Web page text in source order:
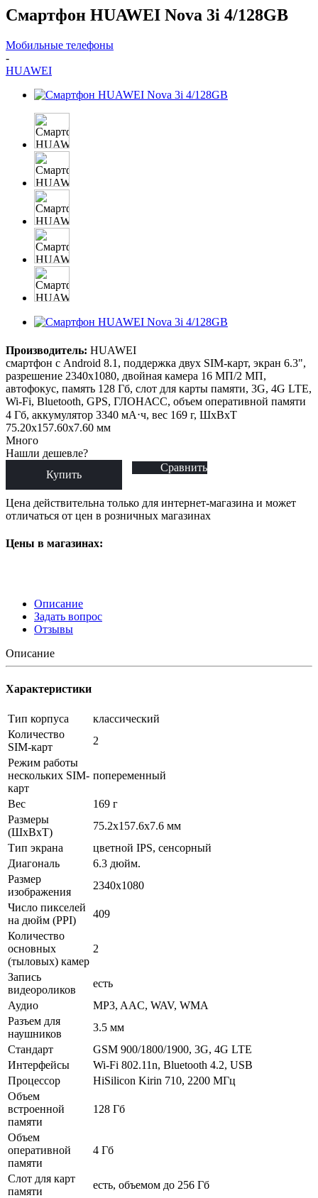
Смартфон HUAWEI Nova 3i 4/128GB
Мобильные телефоны
-
HUAWEI
Производитель: HUAWEI
смартфон с Android 8.1, поддержка двух SIM-карт, экран 6.3",
разрешение 2340x1080, двойная камера 16 МП/2 МП,
автофокус, память 128 Гб, слот для карты памяти, 3G, 4G LTE,
Wi-Fi, Bluetooth, GPS, ГЛОНАСС, объем оперативной памяти
4 Гб, аккумулятор 3340 мА⋅ч, вес 169 г, ШxВxТ
75.20x157.60x7.60 мм
Много
Нашли дешевле?
Купить
Сравнить
Цена действительна только для интернет-магазина и может
отличаться от цен в розничных магазинах
Цены в магазинах:
Описание
Задать вопрос
Отзывы
Описание
Характеристики
Тип корпуса
классический
Количество
SIM-карт
2
Режим работы
нескольких SIM-
карт
попеременный
Вес
169 г
Размеры
(ШxВxТ)
75.2x157.6x7.6 мм
Тип экрана
цветной IPS, сенсорный
Диагональ
6.3 дюйм.
Размер
изображения
2340x1080
Число пикселей
на дюйм (PPI)
409
Количество
основных
(тыловых) камер
2
Запись
видеороликов
есть
Аудио
MP3, AAC, WAV, WMA
Разъем для
наушников
3.5 мм
Стандарт
GSM 900/1800/1900, 3G, 4G LTE
Интерфейсы
Wi-Fi 802.11n, Bluetooth 4.2, USB
Процессор
HiSilicon Kirin 710, 2200 МГц
Объем
встроенной
памяти
128 Гб
Объем
оперативной
памяти
4 Гб
Слот для карт
памяти
есть, объемом до 256 Гб